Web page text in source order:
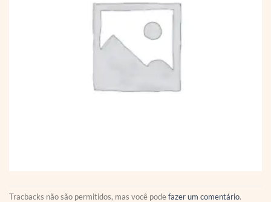
Tracbacks não são permitidos, mas você podefazer um comentário.